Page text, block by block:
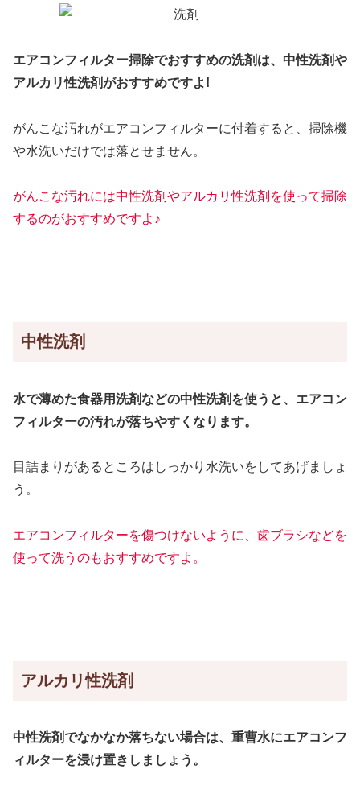
エアコンフィルター掃除でおすすめの洗剤は、中性洗剤や
アルカリ性洗剤がおすすめですよ!
がんこな汚れがエアコンフィルターに付着すると、掃除機
や水洗いだけでは落とせません。
がんこな汚れには中性洗剤やアルカリ性洗剤を使って掃除
するのがおすすめですよ♪
中性洗剤
水で薄めた食器用洗剤などの中性洗剤を使うと、エアコン
フィルターの汚れが落ちやすくなります。
目詰まりがあるところはしっかり水洗いをしてあげましょ
う。
エアコンフィルターを傷つけないように、歯ブラシなどを
使って洗うのもおすすめですよ。
アルカリ性洗剤
中性洗剤でなかなか落ちない場合は、重曹水にエアコンフ
ィルターを浸け置きしましょう。